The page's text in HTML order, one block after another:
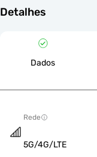
Detalhes
Dados
Rede
5G/4G/LTE